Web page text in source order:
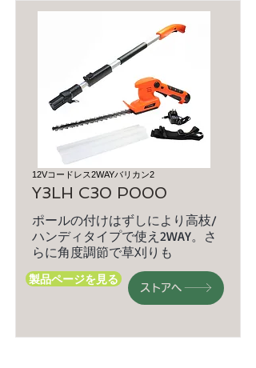
12Vコードレス2WAYバリカン2
Y3LH C30 P000
ポールの付けはずしにより高枝/
ハンディタイプで使え2WAY。さ
らに角度調節で草刈りも
製品ページを見る
ストアへ